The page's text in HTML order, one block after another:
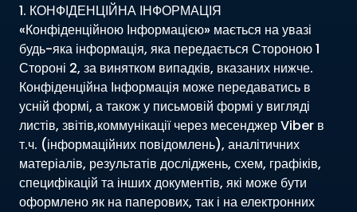
1. КОНФІДЕНЦІЙНА ІНФОРМАЦІЯ
«Конфіденційною Інформацією» мається на увазі
будь-яка інформація, яка передається Стороною 1
Стороні 2, за винятком випадків, вказаних нижче.
Конфіденційна Інформація може передаватись в
усній формі, а також у письмовій формі у вигляді
листів, звітів,коммунікації через месенджер Viber в
т.ч. (інформаційних повідомлень), аналітичних
матеріалів, результатів досліджень, схем, графіків,
специфікацій та інших документів, які може бути
оформлено як на паперових, так і на електронних